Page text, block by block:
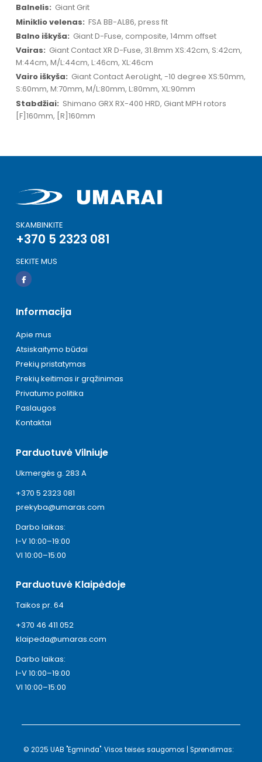
Giant Grit
FSA BB-AL86, press fit
Giant D-Fuse, composite, 14mm offset
Giant Contact XR D-Fuse, 31.8mm XS:42cm, S:42cm,
M:44cm, M/L:44cm, L:46cm, XL:46cm
Giant Contact AeroLight, -10 degree XS:50mm,
S:60mm, M:70mm, M/L:80mm, L:80mm, XL:90mm
Shimano GRX RX-400 HRD, Giant MPH rotors
[F]160mm, [R]160mm
SKAMBINKITE
+370 5 2323 081
SEKITE MUS
Informacija
Apie mus
Atsiskaitymo būdai
Prekių pristatymas
Prekių keitimas ir grąžinimas
Privatumo politika
Paslaugos
Kontaktai
Parduotuvė Vilniuje
Ukmergės g. 283 A
+370 5 2323 081
prekyba@umaras.com
Darbo laikas:
I-V 10:00–19:00
VI 10:00–15:00
Parduotuvė Klaipėdoje
Taikos pr. 64
+370 46 411 052
klaipeda@umaras.com
Darbo laikas:
I-V 10:00–19:00
VI 10:00–15:00
© 2025 UAB "Egminda". Visos teisės saugomos | Sprendimas: